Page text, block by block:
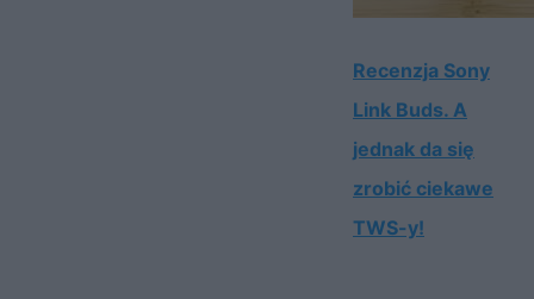
Recenzja Sony
Link Buds. A
jednak da się
zrobić ciekawe
TWS-y!